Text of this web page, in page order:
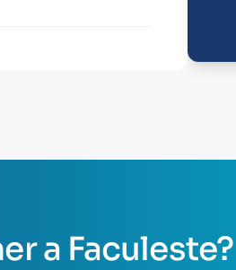
a Faculeste?